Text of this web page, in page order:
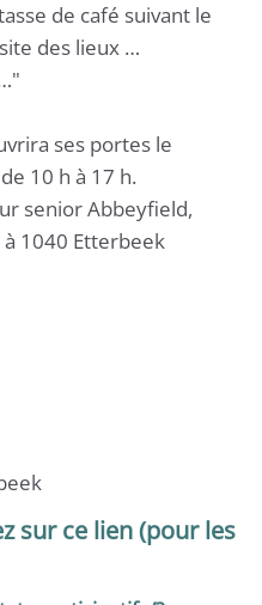
de café suivant le
des lieux …
ses portes le
10 h à 17 h.
senior Abbeyfield,
à 1040 Etterbeek
sur ce lien (pour les